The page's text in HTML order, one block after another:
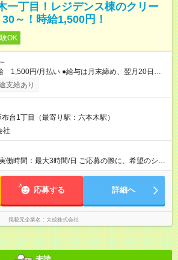
一丁目！レジデンス棟のクリー
～！時給1,500円！
OK
払い ●給与は月末締め、翌月20日の
手当は1ヶ月ごとに勤務日数に応じて実費精算。 ●
算となります。 ※Ｗワークの方は、他社
さ：3
、給与は本採用時と同じです。
支給あり
台1丁目（最寄り駅：六本木駅）
社
働時間：最大3時間/日 ご応募の際に、希望のシフ
16：00(実働5.5時間/休憩
応募する 詳細へ
掲載元企業名 大成株式会社